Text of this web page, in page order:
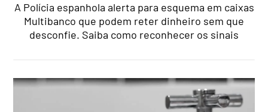
A Polícia espanhola alerta para esquema em caixas
Multibanco que podem reter dinheiro sem que
desconfie. Saiba como reconhecer os sinais